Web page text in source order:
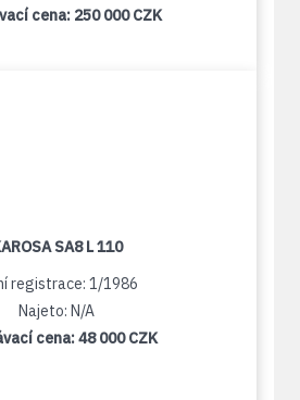
cena: 250 000 CZK
SA8 L 110
registrace: 1/1986
Najeto: N/A
cena:48 000 CZK